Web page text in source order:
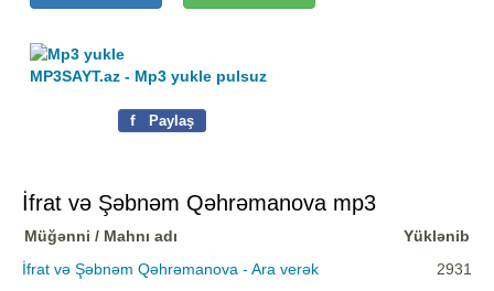
MP3SAYT.az - Mp3 yukle pulsuz
f Paylaş
İfrat və Şəbnəm Qəhrəmanova mp3
Müğənni / Mahnı adı
Yüklənib
İfrat və Şəbnəm Qəhrəmanova - Ara verək
2931